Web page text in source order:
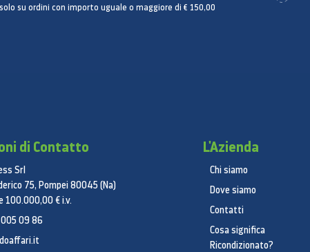
su ordini con importo uguale o maggiore di € 150,00
di Contatto
Srl
75, Pompei 80045 (Na)
100.000,00 € i.v.
09 86
L'Azienda
Chi siamo
Dove siamo
Contatti
Cosa significa
Ricondizionato?